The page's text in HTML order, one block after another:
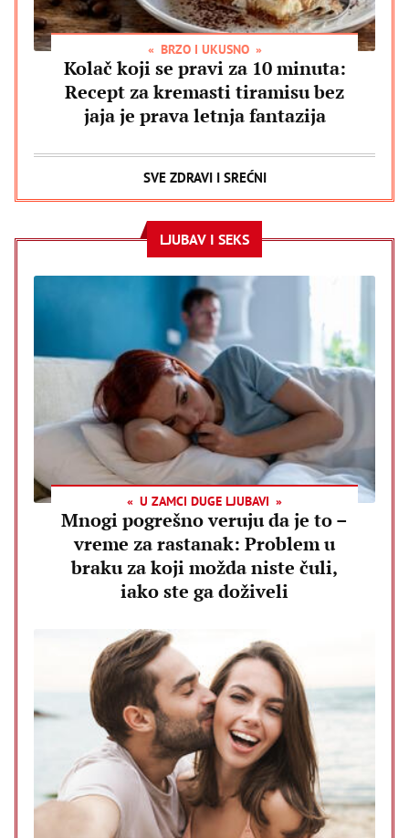
BRZO I UKUSNO
Kolač koji se pravi za 10 minuta:
Recept za kremasti tiramisu bez
jaja je prava letnja fantazija
SVE ZDRAVI I SREĆNI
LJUBAV I SEKS
U ZAMCI DUGE LJUBAVI
Mnogi pogrešno veruju da je to –
vreme za rastanak: Problem u
braku za koji možda niste čuli,
iako ste ga doživeli